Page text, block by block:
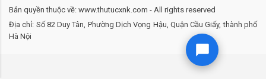
Nhãn hiệu KISS, mã ILP01, Mới 100%, (24 mi + 1 nhíp)/
hộp)/VN/XK
- Mã Hs 67041900: IPM03A/2512/Lông mi giả bằng sợi tổng
hợp, Nhãn hiệu KISS, mã IPM03A, Mới 100%, (48 mi/
Bản quyền thuộc về: www.thutucxnk.com - All rights reserved
Địa chỉ: Số 82 Duy Tân, Phường Dịch Vọng Hậu, Quận Cầu Giấy, thành phố
Hà Nội